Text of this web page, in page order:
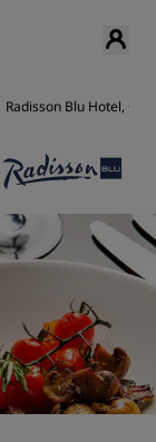
Radisson Blu Hotel,